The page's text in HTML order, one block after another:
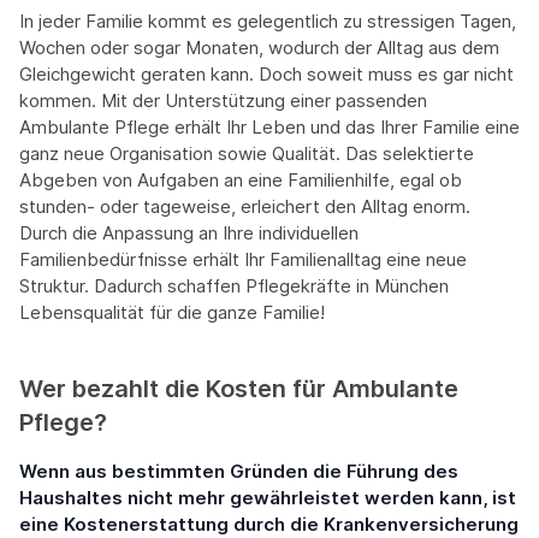
In jeder Familie kommt es gelegentlich zu stressigen Tagen,
Wochen oder sogar Monaten, wodurch der Alltag aus dem
Gleichgewicht geraten kann. Doch soweit muss es gar nicht
kommen. Mit der Unterstützung einer passenden
Ambulante Pflege erhält Ihr Leben und das Ihrer Familie eine
ganz neue Organisation sowie Qualität. Das selektierte
Abgeben von Aufgaben an eine Familienhilfe, egal ob
stunden- oder tageweise, erleichert den Alltag enorm.
Durch die Anpassung an Ihre individuellen
Familienbedürfnisse erhält Ihr Familienalltag eine neue
Struktur. Dadurch schaffen Pflegekräfte in München
Lebensqualität für die ganze Familie!
Wer bezahlt die Kosten für Ambulante
Pflege?
Wenn aus bestimmten Gründen die Führung des
Haushaltes nicht mehr gewährleistet werden kann, ist
eine Kostenerstattung durch die Krankenversicherung